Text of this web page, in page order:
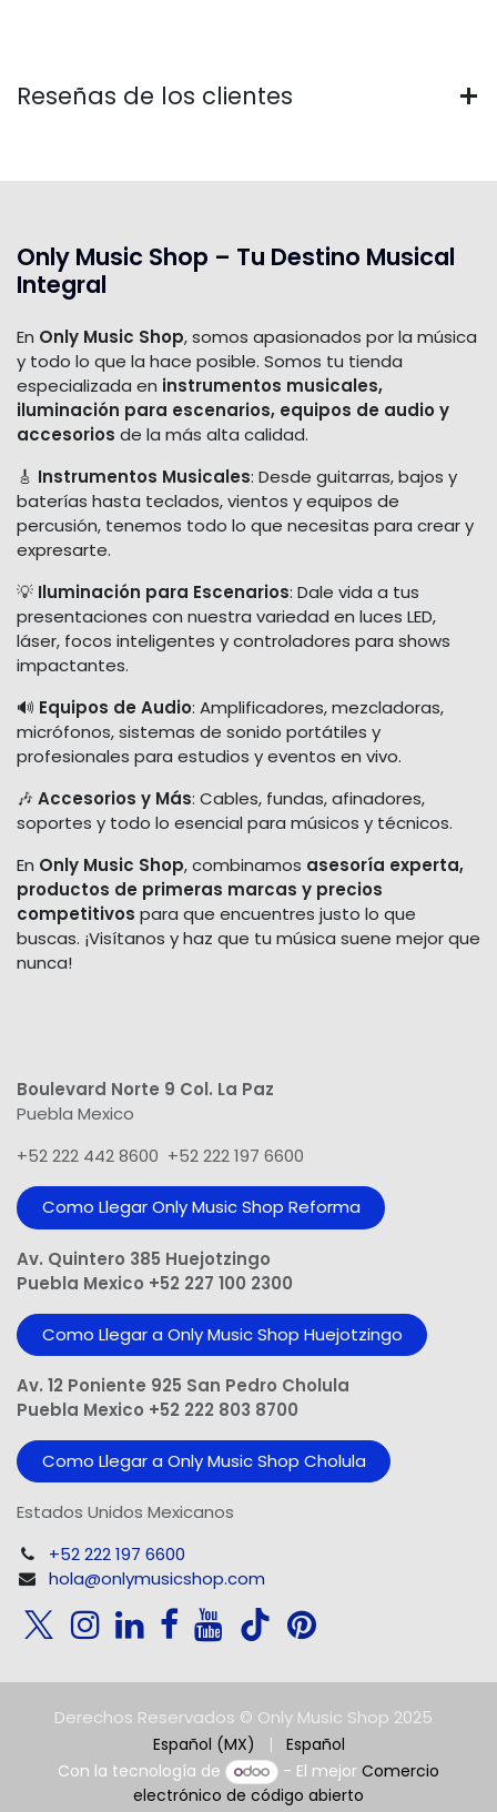
Reseñas de los clientes
Only Music Shop – Tu Destino Musical
Integral
En Only Music Shop, somos apasionados por la música
y todo lo que la hace posible. Somos tu tienda
especializada en instrumentos musicales,
iluminación para escenarios, equipos de audio y
accesorios de la más alta calidad.
🎸 Instrumentos Musicales: Desde guitarras, bajos y
baterías hasta teclados, vientos y equipos de
percusión, tenemos todo lo que necesitas para crear y
expresarte.
💡 Iluminación para Escenarios: Dale vida a tus
presentaciones con nuestra variedad en luces LED,
láser, focos inteligentes y controladores para shows
impactantes.
🔊 Equipos de Audio: Amplificadores, mezcladoras,
micrófonos, sistemas de sonido portátiles y
profesionales para estudios y eventos en vivo.
🎶 Accesorios y Más: Cables, fundas, afinadores,
soportes y todo lo esencial para músicos y técnicos.
En Only Music Shop, combinamos asesoría experta,
productos de primeras marcas y precios
competitivos para que encuentres justo lo que
buscas. ¡Visítanos y haz que tu música suene mejor que
nunca!
Boulevard Norte 9 Col. La Paz
Puebla Mexico
+52 222 442 8600 +52 222 197 6600
Como Llegar Only Music Shop​ Reforma
Av. Quintero 385 Huejotzingo
Puebla Mexico +52 227 100 2300
Como Llegar a Only Music Shop Huejotzingo
Av. 12 Poniente 925 San Pedro Cholula
Puebla Mexico +52 222 803 8700
Como Llegar a Only Music Shop Cholula
Estados Unidos Mexicanos
+52 222 197 6600
hola@onlymusicshop.com
Derechos Reservados © Only Music Shop 2025
Español (MX) |
Español
Con la tecnología de
- El mejorComercio
electrónico de código abierto